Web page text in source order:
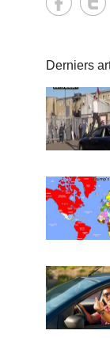
Derniers